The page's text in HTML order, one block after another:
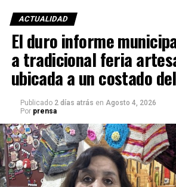
ACTUALIDAD
El duro informe
a tradicional feria
ubicada a un costado
Publicado 2 días atrás en Agosto 4, 2026
Por prensa